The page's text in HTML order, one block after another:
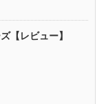
【レビュー】